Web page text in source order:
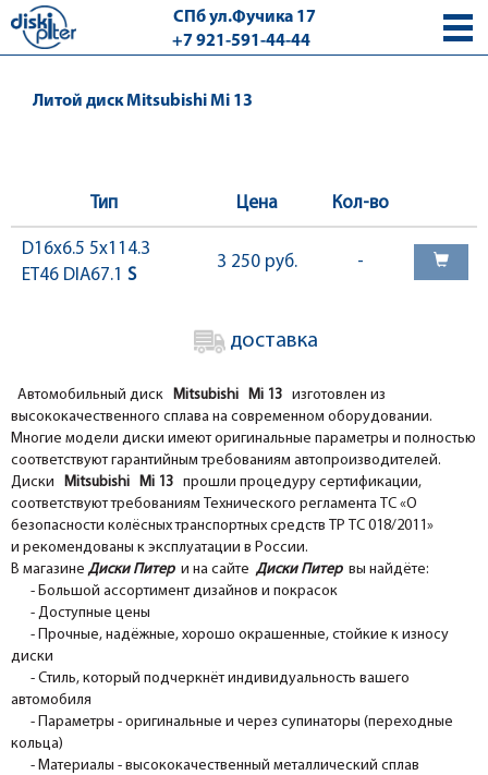
СПб ул.Фучика 17
+7 921-591-44-44
Литой диск Mitsubishi Mi 13
Тип Цена Кол-во
D16x6.5 5x114.3
ET46 DIA67.1 S
3 250 руб. -
доставка
Автомобильный диск Mitsubishi Mi 13 изготовлен из
высококачественного сплава на современном оборудовании.
Многие модели диски имеют оригинальные параметры и полностью
соответствуют гарантийным требованиям автопроизводителей.
Диски Mitsubishi Mi 13 прошли процедуру сертификации,
соответствуют требованиям Технического регламента ТС «О
безопасности колёсных транспортных средств ТР ТС 018/2011»
и рекомендованы к эксплуатации в России.
В магазине Диски Питер и на сайте Диски Питер вы найдёте:
- Большой ассортимент дизайнов и покрасок
- Доступные цены
- Прочные, надёжные, хорошо окрашенные, стойкие к износу
диски
- Стиль, который подчеркнёт индивидуальность вашего
автомобиля
- Параметры - оригинальные и через супинаторы (переходные
кольца)
- Материалы - высококачественный металлический сплав